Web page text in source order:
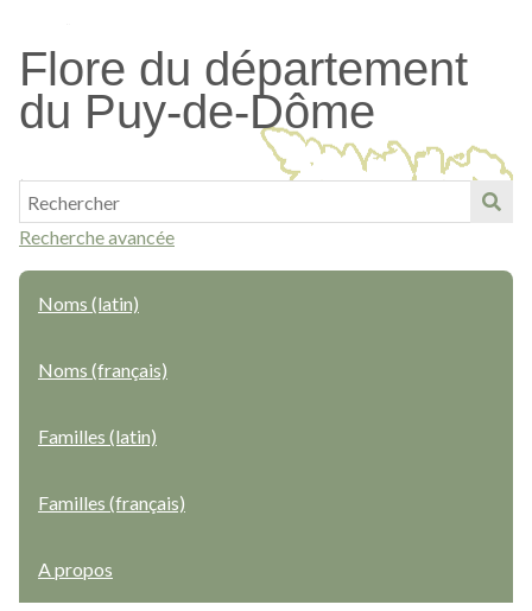
contenu
principal
Flore du département
du Puy-de-Dôme
Recherche avancée
Noms (latin)
Noms (français)
Familles (latin)
Familles (français)
A propos